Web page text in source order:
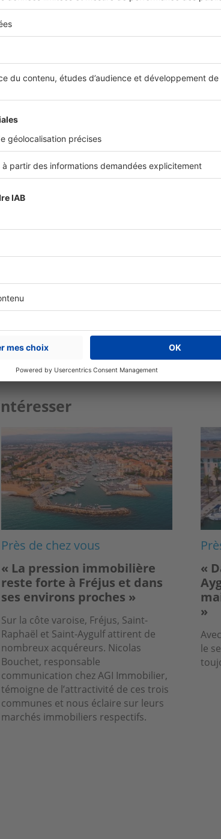
votre agence ?
1953, il s’agit d’une agence familiale, ce qui
car nous possédons une forte expérience du
du marché immobilier du secteur. L’agence
est le seul réseau immobilier arborant la
et expert immobilier. Pour ma part, je
ans, ce qui me permet d’apporter un service
D'Ascanio
d'agences
Partager sur
Près de chez vous
« La pression immobilière
reste forte à Fréjus et dans
ses environs proches »
Sur la côte varoise, Fréjus, Saint-
Raphaël et Saint-Aygulf attirent de
nombreux acquéreurs. Nicolas
Bouchet, responsable
communication chez AGI Immobilier,
témoigne de l’attractivité de ces trois
communes et nous éclaire sur leurs
marchés immobiliers respectifs.
«
»
le